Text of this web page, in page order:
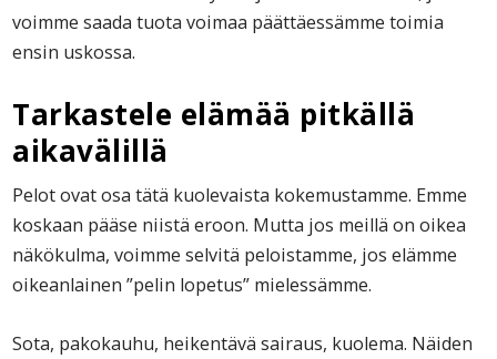
voimme saada tuota voimaa päättäessämme toimia
ensin uskossa.
Tarkastele elämää pitkällä
aikavälillä
Pelot ovat osa tätä kuolevaista kokemustamme. Emme
koskaan pääse niistä eroon. Mutta jos meillä on oikea
näkökulma, voimme selvitä peloistamme, jos elämme
oikeanlainen ”pelin lopetus” mielessämme.
Sota, pakokauhu, heikentävä sairaus, kuolema. Näiden